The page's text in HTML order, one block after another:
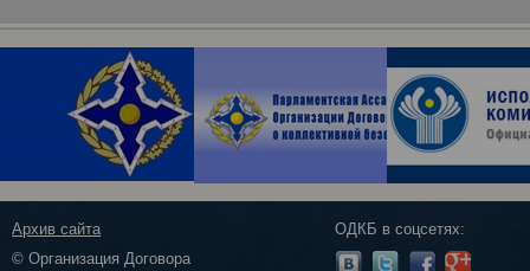
Архив сайта
© Организация Договора
ОДКБ в соцсетях: